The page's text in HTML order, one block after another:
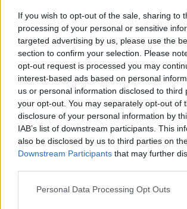
If you wish to opt-out of the sale, sharing to
processing of your personal or sensitive
targeted advertising by us, please use the
section to confirm your selection. Please
opt-out request is processed you may
interest-based ads based on personal
us or personal information disclosed to third
your opt-out. You may separately opt-out of
disclosure of your personal information by
IAB’s list of downstream participants. This
also be disclosed by us to third parties on
Downstream Participants that may further
Please note that this website/app uses one
Personal Data Processing Opt Outs
Sigue leyendo